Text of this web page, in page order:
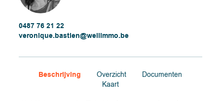
0487 76 21 22
veronique.bastien@wellimmo.be
Beschrijving Overzicht
Documenten
Kaart